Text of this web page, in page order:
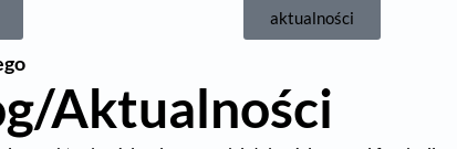
aktualności
Aktualności